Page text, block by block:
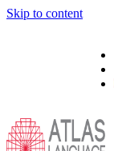
Skip to content